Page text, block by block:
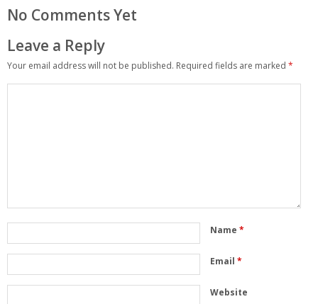
No Comments Yet
Leave a Reply
Your email address will not be published. Required fields are marked *
Name *
Email *
Website